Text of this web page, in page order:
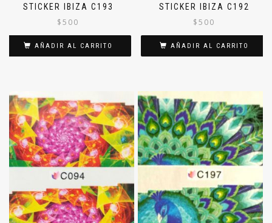
STICKER IBIZA C193
$500
AÑADIR AL CARRITO
STICKER IBIZA C192
$500
AÑADIR AL CARRITO